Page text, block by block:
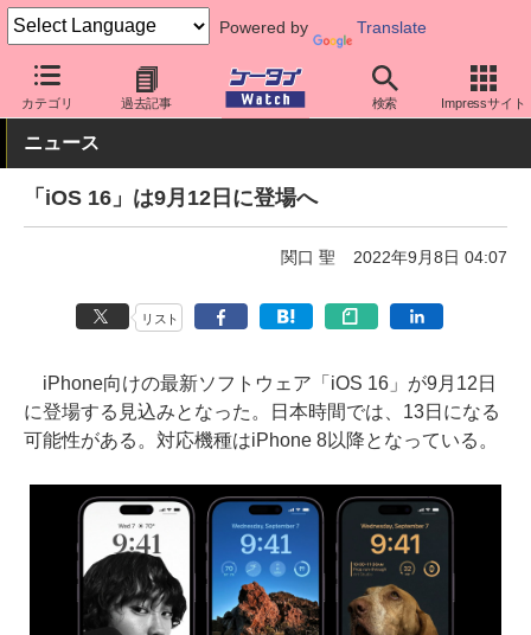
Powered by Translate
カテゴリ 過去記事 検索 Impressサイト
ケータイ Watch OS iPhone (iOS)
ニュース
「iOS 16」は9月12日に登場へ
関口 聖 2022年9月8日 04:07
リスト
iPhone向けの最新ソフトウェア「iOS 16」が9月12日
に登場する見込みとなった。日本時間では、13日になる
可能性がある。対応機種はiPhone 8以降となっている。